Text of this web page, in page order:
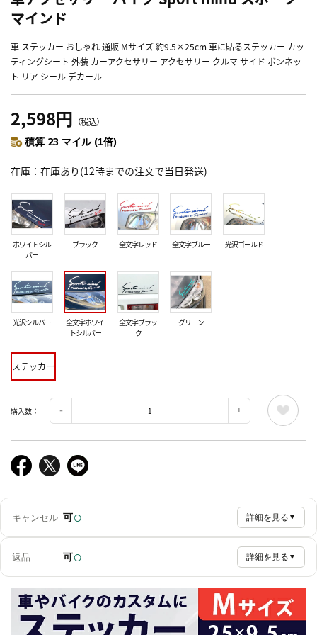
マインド
車 ステッカー おしゃれ 通販 Mサイズ 約9.5×25cm 車に貼るステッカー カッ
ティングシート 外装 カーアクセサリー アクセサリー クルマ サイド ボンネッ
ト リア シール デカール
2,598円 （税込）
積算 23 マイル (1倍)
在庫 在庫あり(12時までの注文で当日発送)
ホワイトシル
バー
ブラック 全文字レッド 全文字ブルー 光沢ゴールド
光沢シルバー
全文字ホワイ
トシルバー
全文字ブラッ
ク
グリーン
ステッカー
購入数：
キャンセル 可○ 詳細を見る ▼
返品 可○ 詳細を見る ▼